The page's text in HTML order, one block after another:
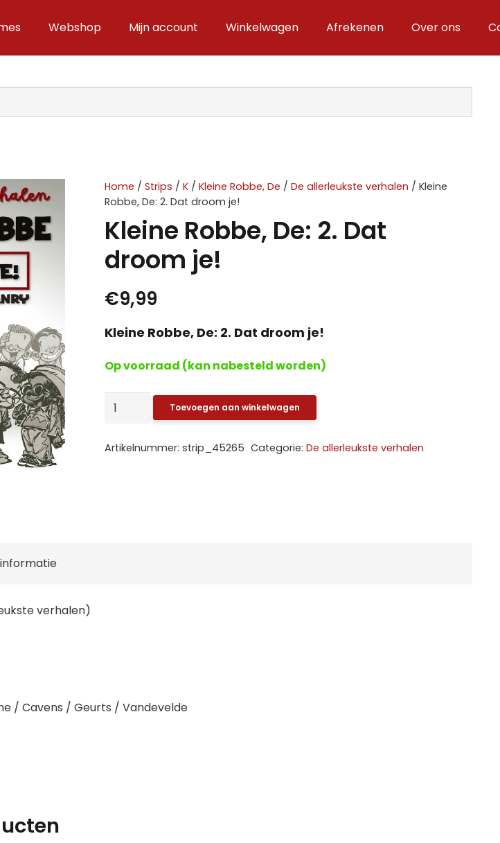
Webshop Mijn account Winkelwagen Afrekenen Over ons
Home /Strips /K /Kleine Robbe, De /De allerleukste verhalen / Kleine
Robbe, De: 2. Dat droom je!
Kleine Robbe, De: 2. Dat
droom je!
€9,99
Kleine Robbe, De: 2. Dat droom je!
Op voorraad (kan nabesteld worden)
Kleine
De:
Toevoegen aan winkelwagen
Artikelnummer:strip_45265 Categorie: De allerleukste verhalen
verhalen)
/ Cavens / Geurts / Vandevelde